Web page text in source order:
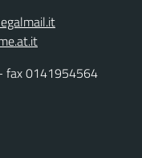
fax 0141954564